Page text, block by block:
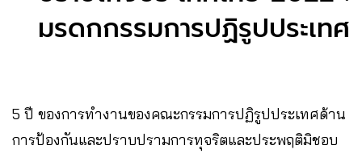
มรดกกรรมการปฏิรูปประเทศ
5 ปี ของการทำงานของคณะกรรมการปฏิรูปประเทศด้าน
การป้องกันและปราบปรามการทุจริตและประพฤติมิชอบ